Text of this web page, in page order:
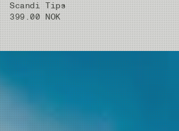
Scandi Tips
399.00 NOK